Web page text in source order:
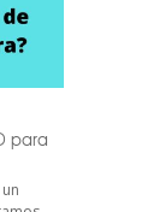
para